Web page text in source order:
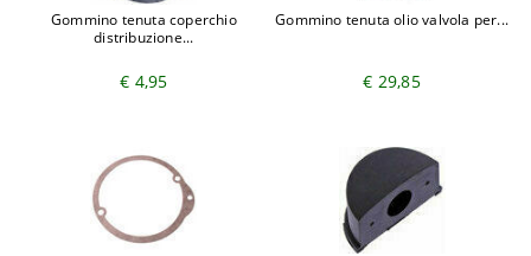
Gommino tenuta coperchio
distribuzione...
€ 4,95
Gommino tenuta olio valvola per...
€ 29,85